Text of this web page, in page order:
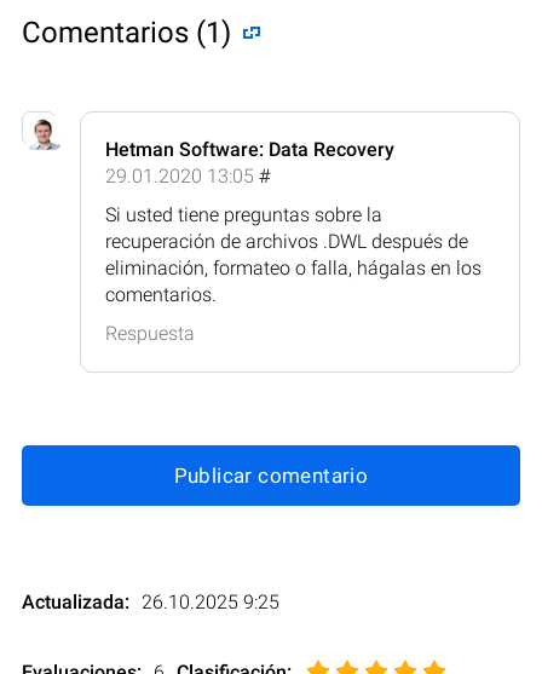
Comentarios (1)
Hetman Software: Data Recovery
29.01.2020 13:05 #
Si usted tiene preguntas sobre la
recuperación de archivos .DWL después de
eliminación, formateo o falla, hágalas en los
comentarios.
Respuesta
Publicar comentario
Actualizada: 26.10.2025 9:25